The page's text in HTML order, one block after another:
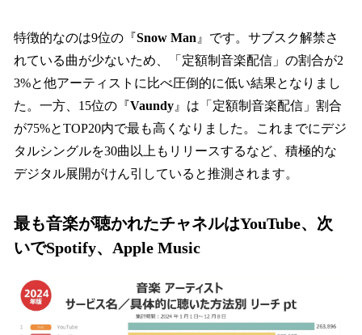
特徴的なのは9位の『Snow Man 』です。サブスク解禁さ
れている曲が少ないため、「定額制音楽配信」の割合が2
3%と他アーティストに比べ圧倒的に低い結果となりまし
た。一方、15位の『Vaundy 』は「定額制音楽配信」割合
が75%とTOP20内で最も高くなりました。これまでにデジ
タルシングルを30曲以上もリリースするなど、積極的な
デジタル展開がけん引していると推測されます。
最も音楽が聴かれたチャネルはYouTube、次
いでSpotify、Apple Music